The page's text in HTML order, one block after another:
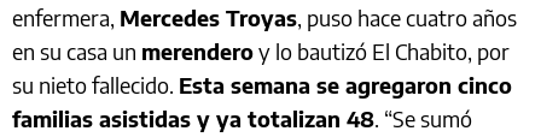
enfermera, Mercedes Troyas, puso hace cuatro años
en su casa un merenderoy lo bautizó El Chabito, por
su nieto fallecido. Esta semana se agregaron cinco
familias asistidas y ya totalizan 48. “Se sumó